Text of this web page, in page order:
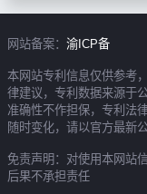
网站备案： 渝ICP备
本网站专利信息仅供参考
律建议，专利数据来源于公
准确性不作担保，专利法
随时变化，请以官方最新
免责声明：对使用本网站
后果不承担责任